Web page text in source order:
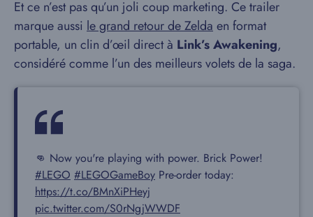
Et ce n’est pas qu’un joli coup marketing. Ce trailer
marque aussi le grand retour de Zelda en format
portable, un clin d’œil direct à Link’s Awakening,
considéré comme l’un des meilleurs volets de la saga.
👊 Now you're playing with power. Brick Power!
#LEGO #LEGOGameBoy Pre-order today:
https://t.co/BMnXiPHeyj
pic.twitter.com/S0rNgjWWDF